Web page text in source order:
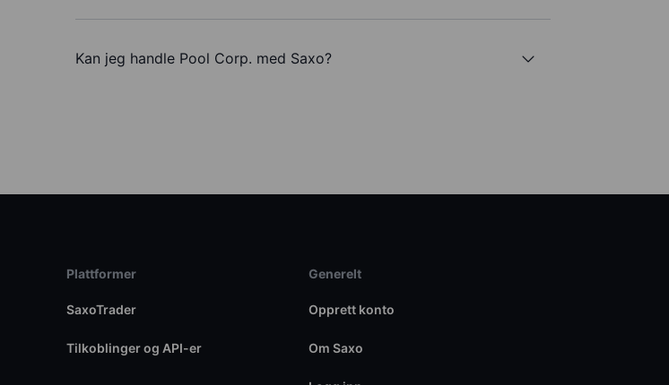
Kan jeg handle Pool Corp. med Saxo?
Plattformer
SaxoTrader
Tilkoblinger og API-er
Generelt
Opprett konto
Om Saxo